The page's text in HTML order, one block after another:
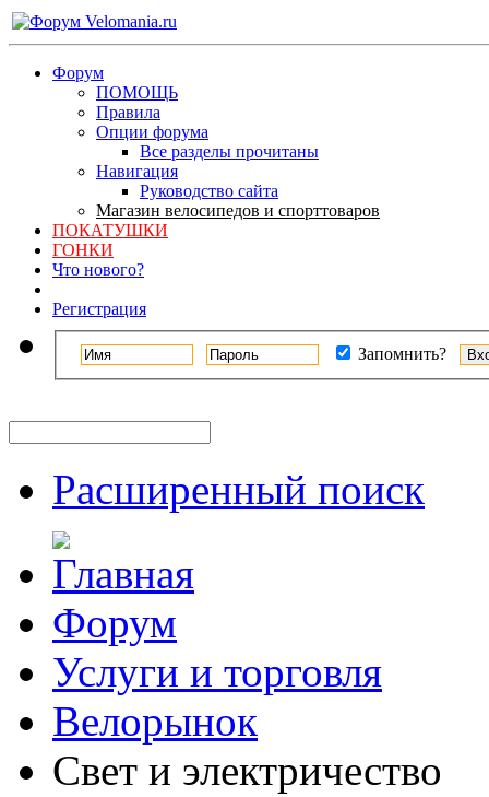
Форум
ПОМОЩЬ
Правила
Опции форума
Все разделы прочитаны
Навигация
Руководство сайта
Магазин велосипедов и спорттоваров
ПОКАТУШКИ
ГОНКИ
Что нового?
Регистрация
Запомнить?
Расширенный поиск
Форум
Услуги и торговля
Велорынок
Свет и электричество